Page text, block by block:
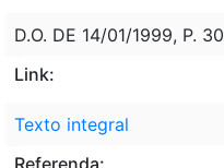
D.O. DE 14/01/1999, P. 30
Link:
Texto integral
Referenda: